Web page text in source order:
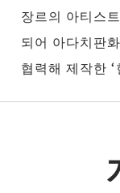
장르의 아티스
되어 아다치판
협력해 제작한